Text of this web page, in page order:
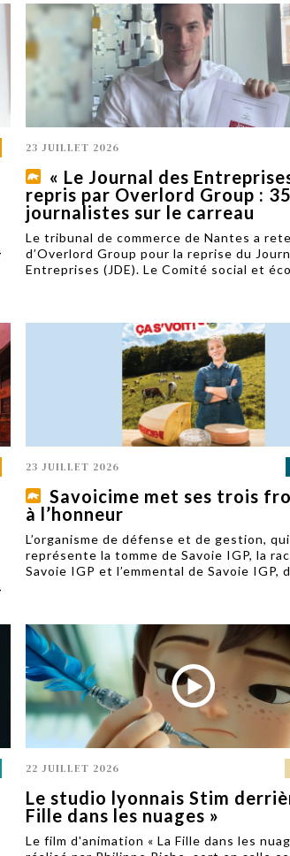
23 JUILLET 2026
« Le Journal des
repris par Overlord Group : 35
journalistes sur le carreau
Le tribunal de commerce de Nantes a
d’Overlord Group pour la reprise du
Entreprises (JDE). Le Comité social et
23 JUILLET 2026
Savoicime met ses trois
à l’honneur
L’organisme de défense et de gestion, qui
représente la tomme de Savoie IGP, la
Savoie IGP et l’emmental de Savoie IGP,
22 JUILLET 2026
Le studio lyonnais Stim
Fille dans les nuages »
Le film d'animation « La Fille dans les